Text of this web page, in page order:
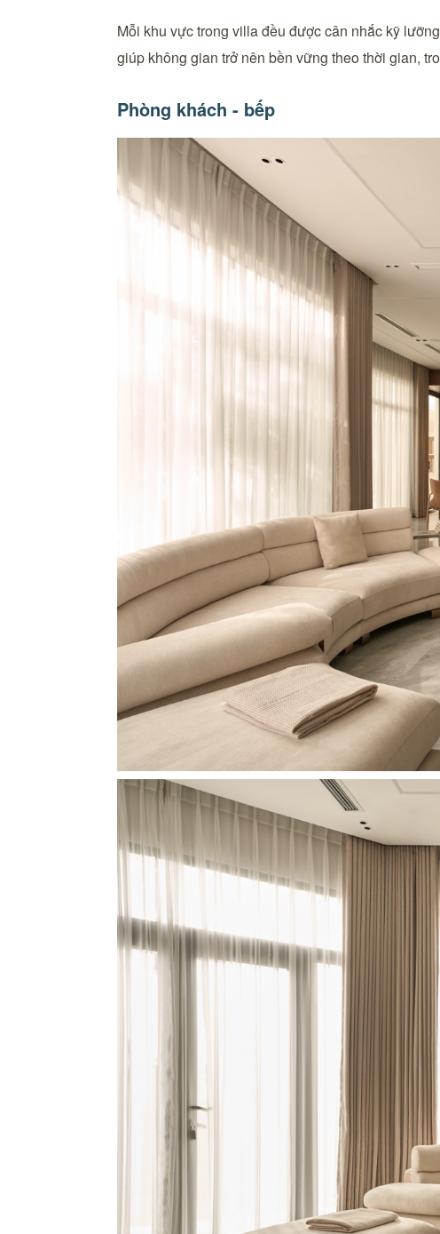
Mỗi khu vực trong villa đều được cân nhắc kỹ
giúp không gian trở nên bền vững theo thời gian,
Phòng khách - bếp